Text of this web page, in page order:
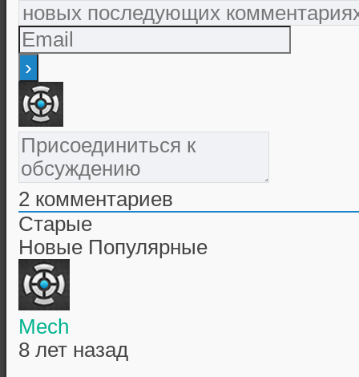
2 комментариев
Старые
Новые Популярные
Mech
8 лет назад